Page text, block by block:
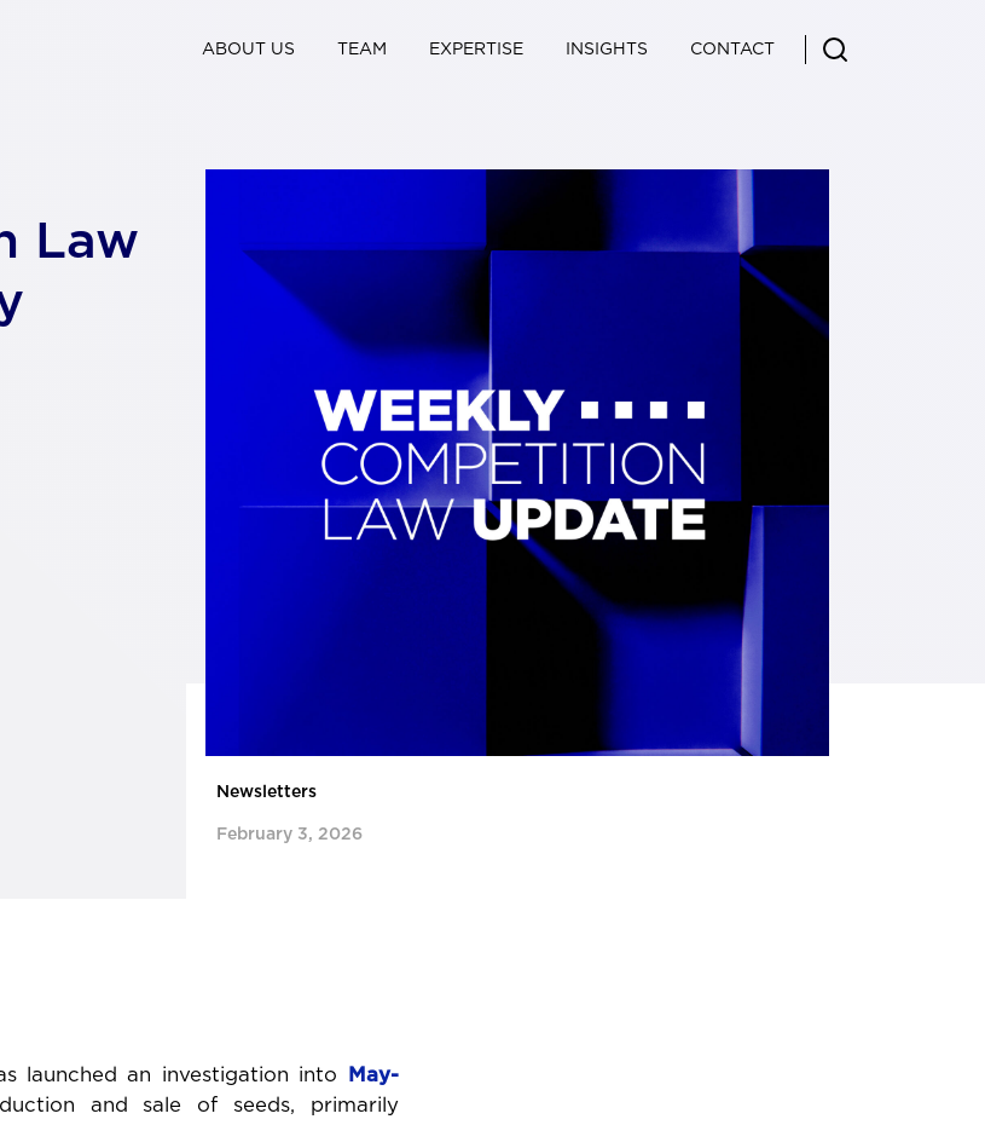
ABOUT US TEAM EXPERTISE INSIGHTS CONTACT
Law
Newsletters
February 3, 2026
launched an investigation into
May-
and sale of seeds, primarily